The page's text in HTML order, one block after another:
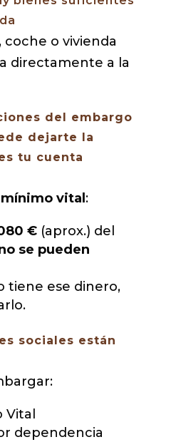
coche o vivienda
directamente a la
del embargo
dejarte la
tu cuenta
mínimo vital :
€(aprox.) del
se pueden
tiene ese dinero,
sociales están
dependencia